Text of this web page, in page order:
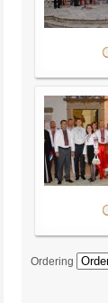
Ordering